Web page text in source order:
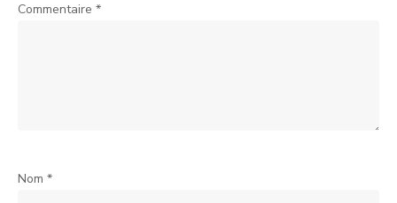
Commentaire *
Nom *